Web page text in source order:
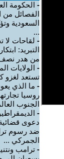
- الحكومة
الفصائل من
السعودية
...
- لقاحات لا
التبريد:
من هدر نصف
- الولايات
تستعد لغزو
- ما الذي
روسيا
الجنوب
-
دعوى
ضد رسوم
الجمركي ...
- ترامب